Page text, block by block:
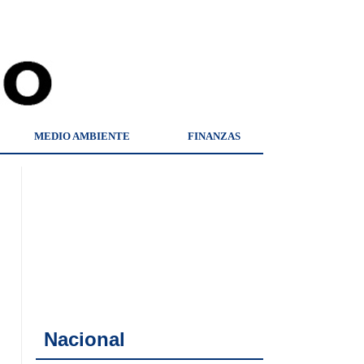
MEDIO AMBIENTE FINANZAS
Nacional